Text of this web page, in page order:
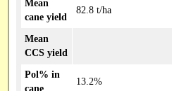
Mean
cane yield
82.8 t/ha
Mean
CCS yield
Pol% in
cane
13.2%